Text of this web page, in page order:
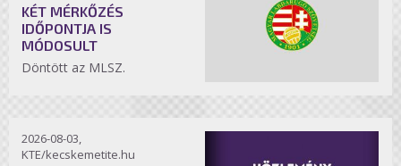
KÉT MÉRKŐZÉS
IDŐPONTJA IS
MÓDOSULT
Döntött az MLSZ.
2026-08-03,
KTE/kecskemetite.hu